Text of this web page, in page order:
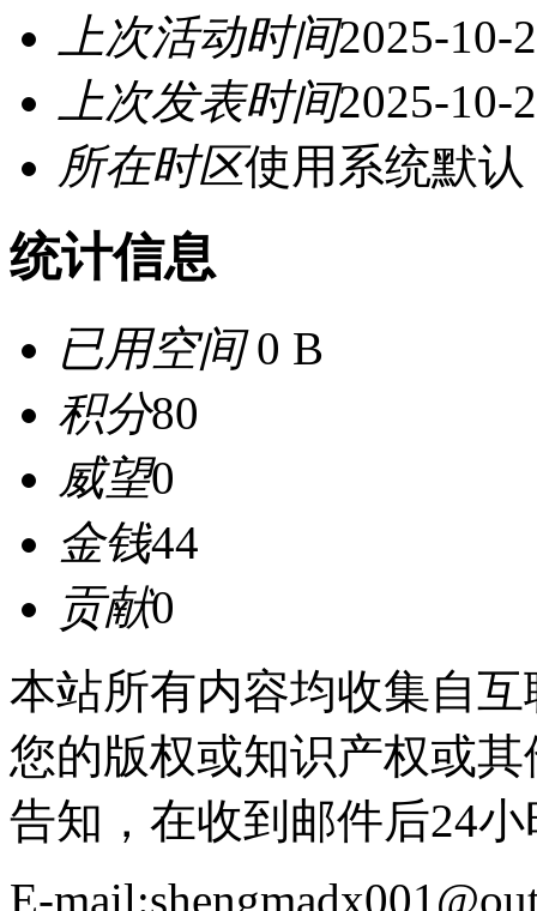
上次活动时间2025-10-
上次发表时间2025-10-
所在时区使用系统默认
统计信息
已用空间0 B
积分80
威望0
金钱44
贡献0
本站所有内容均收集自
您的版权或知识产权或
告知，在收到邮件后24
E-